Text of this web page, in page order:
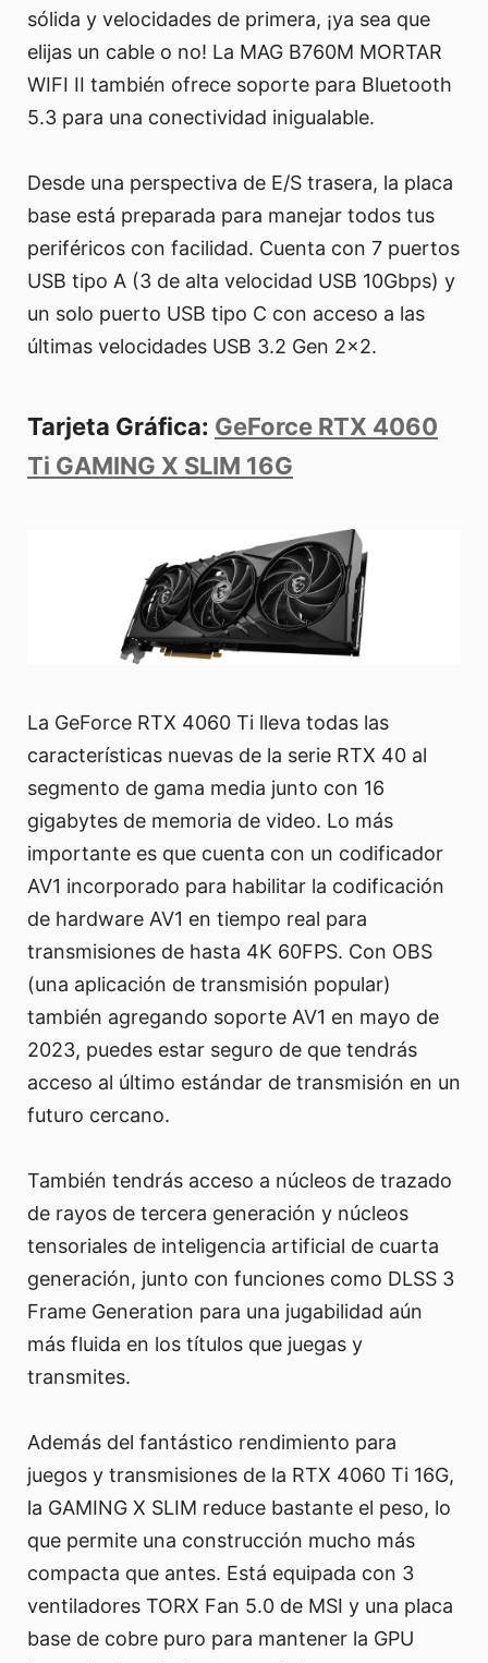
sólida y velocidades de primera, ¡ya sea que
elijas un cable o no! La MAG B760M MORTAR
WIFI II también ofrece soporte para Bluetooth
5.3 para una conectividad inigualable.
Desde una perspectiva de E/S trasera, la placa
base está preparada para manejar todos tus
periféricos con facilidad. Cuenta con 7 puertos
USB tipo A (3 de alta velocidad USB 10Gbps) y
un solo puerto USB tipo C con acceso a las
últimas velocidades USB 3.2 Gen 2x2.
Tarjeta Gráfica: GeForce RTX 4060
Ti GAMING X SLIM 16G
La GeForce RTX 4060 Ti lleva todas las
características nuevas de la serie RTX 40 al
segmento de gama media junto con 16
gigabytes de memoria de video. Lo más
importante es que cuenta con un codificador
AV1 incorporado para habilitar la codificación
de hardware AV1 en tiempo real para
transmisiones de hasta 4K 60FPS. Con OBS
(una aplicación de transmisión popular)
también agregando soporte AV1 en mayo de
2023, puedes estar seguro de que tendrás
acceso al último estándar de transmisión en un
futuro cercano.
También tendrás acceso a núcleos de trazado
de rayos de tercera generación y núcleos
tensoriales de inteligencia artificial de cuarta
generación, junto con funciones como DLSS 3
Frame Generation para una jugabilidad aún
más fluida en los títulos que juegas y
transmites.
Además del fantástico rendimiento para
juegos y transmisiones de la RTX 4060 Ti 16G,
la GAMING X SLIM reduce bastante el peso, lo
que permite una construcción mucho más
compacta que antes. Está equipada con 3
ventiladores TORX Fan 5.0 de MSI y una placa
base de cobre puro para mantener la GPU